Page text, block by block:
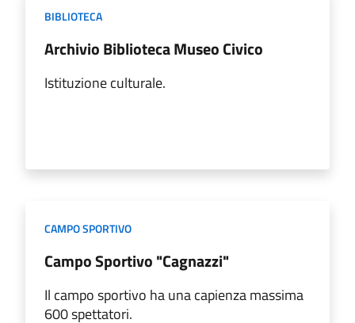
BIBLIOTECA
Archivio Biblioteca Museo Civico
Istituzione culturale.
CAMPO SPORTIVO
Campo Sportivo "Cagnazzi"
Il campo sportivo ha una capienza massima
600 spettatori.